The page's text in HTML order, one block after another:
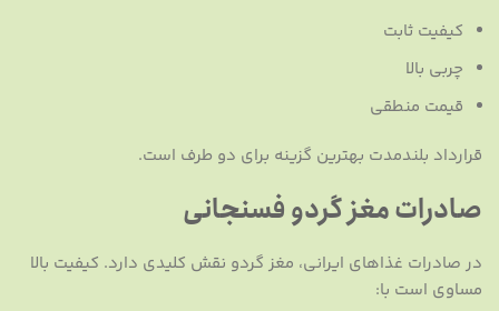
کیفیت ثابت
چربی بالا
قیمت منطقی
قرارداد بلندمدت بهترین گزینه برای دو طرف است.
صادرات مغز گردو فسنجانی
در صادرات غذاهای ایرانی، مغز گردو نقش کلیدی دارد. کیفیت بالا
مساوی است با: